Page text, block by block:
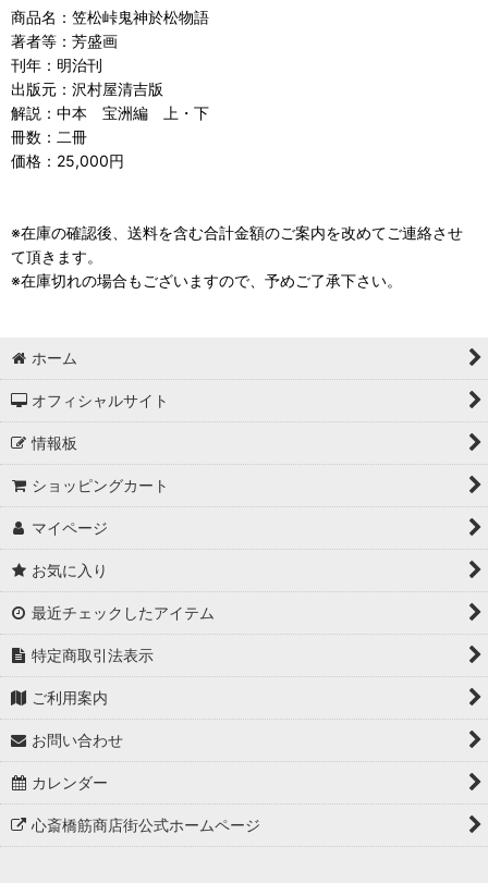
商品名：笠松峠鬼神於松物語
著者等：芳盛画
刊年：明治刊
出版元：沢村屋清吉版
解説：中本 宝洲編 上・下
冊数：二冊
価格：25,000円
※在庫の確認後、送料を含む合計金額のご案内を改めてご連絡させ
て頂きます。
※在庫切れの場合もございますので、予めご了承下さい。
ホーム
オフィシャルサイト
情報板
ショッピングカート
マイページ
お気に入り
最近チェックしたアイテム
特定商取引法表示
ご利用案内
お問い合わせ
カレンダー
心斎橋筋商店街公式ホームページ